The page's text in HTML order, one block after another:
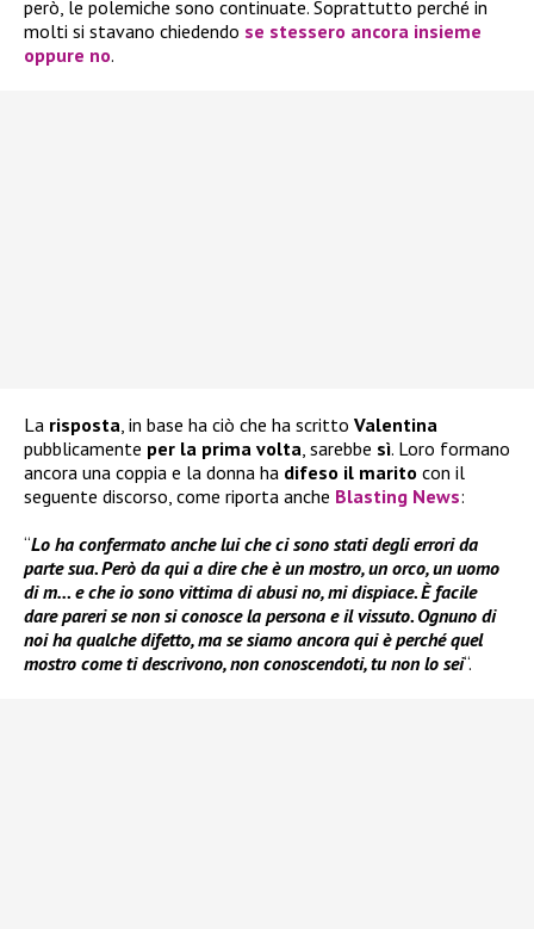
però, le polemiche sono continuate. Soprattutto perché in
molti si stavano chiedendo se stessero ancora insieme
oppure no.
La risposta, in base ha ciò che ha scritto Valentina
pubblicamente per la prima volta, sarebbe sì. Loro formano
ancora una coppia e la donna ha difeso il marito con il
seguente discorso, come riporta anche Blasting News:
“Lo ha confermato anche lui che ci sono stati degli errori da
parte sua. Però da qui a dire che è un mostro, un orco, un uomo
di m… e che io sono vittima di abusi no, mi dispiace. È facile
dare pareri se non si conosce la persona e il vissuto. Ognuno di
noi ha qualche difetto, ma se siamo ancora qui è perché quel
mostro come ti descrivono, non conoscendoti, tu non lo sei“.